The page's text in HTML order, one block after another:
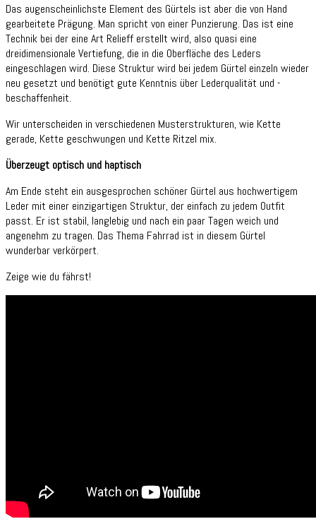
Das augenscheinlichste Element des Gürtels ist aber die von Hand
gearbeitete Prägung. Man spricht von einer Punzierung. Das ist eine
Technik bei der eine Art Relieff erstellt wird, also quasi eine
dreidimensionale Vertiefung, die in die Oberfläche des Leders
eingeschlagen wird. Diese Struktur wird bei jedem Gürtel einzeln wieder
neu gesetzt und benötigt gute Kenntnis über Lederqualität und -
beschaffenheit.
Wir unterscheiden in verschiedenen Musterstrukturen, wie Kette
gerade, Kette geschwungen und Kette Ritzel mix.
Überzeugt optisch und haptisch
Am Ende steht ein ausgesprochen schöner Gürtel aus hochwertigem
Leder mit einer einzigartigen Struktur, der einfach zu jedem Outfit
passt. Er ist stabil, langlebig und nach ein paar Tagen weich und
angenehm zu tragen. Das Thema Fahrrad ist in diesem Gürtel
wunderbar verkörpert.
Zeige wie du fährst!